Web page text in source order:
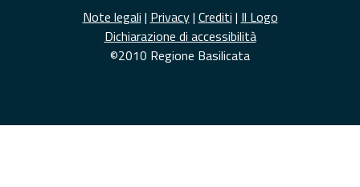
Note legali | Privacy| Crediti | Il Logo
Dichiarazione di accessibilità
©2010 Regione Basilicata